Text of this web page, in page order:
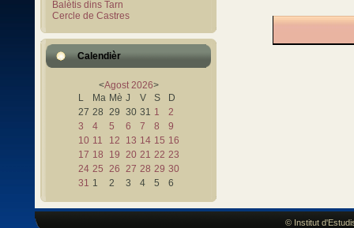
Balètis dins Tarn
Cercle de Castres
Calendièr
<Agost 2026>
L
Ma Mè J V S
D
27 28 29 30 31 1
2
3
4 5 6 7 8
9
10 11 12 13 14 15 16
17 18 19 20 21 22 23
24 25 26 27 28 29 30
31 1 2 3 4 5 6
© Institut